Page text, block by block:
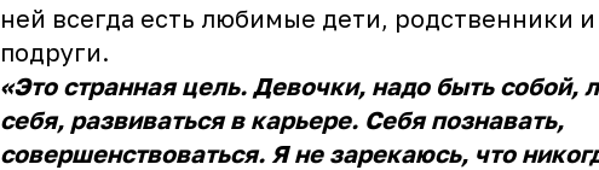
ней всегда есть любимые дети, родственники и
подруги.
«Это странная цель. Девочки, надо быть собой,
себя, развиваться в карьере. Себя познавать,
совершенствоваться. Я не зарекаюсь, что